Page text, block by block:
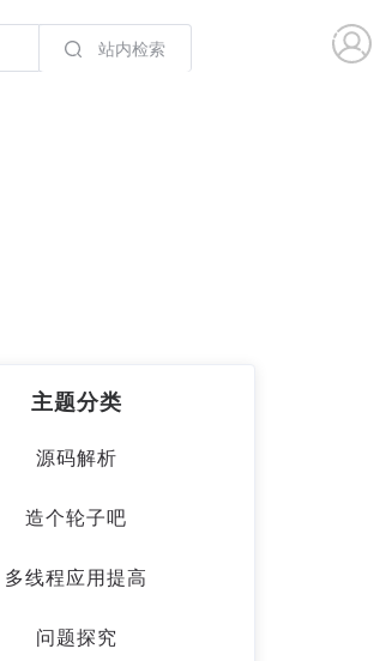
站内检索
主题分类
源码解析
造个轮子吧
多线程应用提高
问题探究